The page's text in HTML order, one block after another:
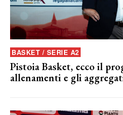
BASKET / SERIE A2
Pistoia Basket, ecco il
allenamenti e gli